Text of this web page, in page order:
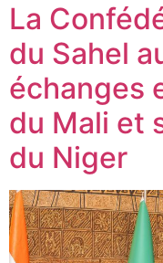
La
du Sahel
échanges
du Mali et
du Niger